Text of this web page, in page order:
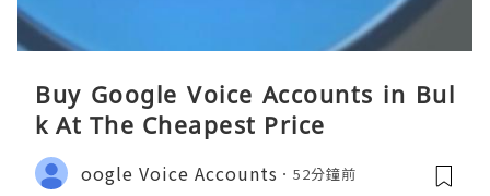
Buy Google Voice Accounts in Bul
k At The Cheapest Price
oogle Voice Accounts 52分鐘前